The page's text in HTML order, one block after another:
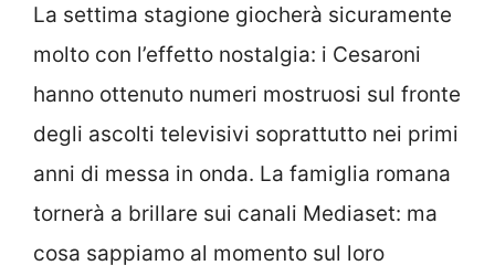
La settima stagione giocherà sicuramente
molto con l’effetto nostalgia: i Cesaroni
hanno ottenuto numeri mostruosi sul fronte
degli ascolti televisivi soprattutto nei primi
anni di messa in onda. La famiglia romana
tornerà a brillare sui canali Mediaset: ma
cosa sappiamo al momento sul loro